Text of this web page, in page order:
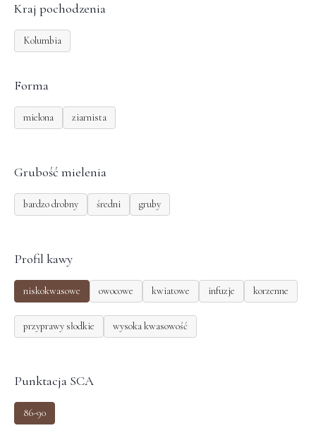
Kraj pochodzenia
Kolumbia
Forma
mielona ziarnista
Grubość mielenia
bardzo drobny średni gruby
Profil kawy
niskokwasowe owocowe kwiatowe infuzje korzenne
przyprawy słodkie wysoka kwasowość
Punktacja SCA
86-90